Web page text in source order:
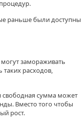
раньше были доступны
замораживать
расходов,
свободная сумма может
Вместо того чтобы
рост.